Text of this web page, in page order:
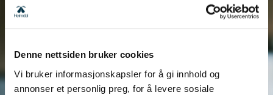
Denne nettsiden bruker cookies
Vi bruker informasjonskapsler for å gi innhold og
annonser et personlig preg, for å levere sosiale